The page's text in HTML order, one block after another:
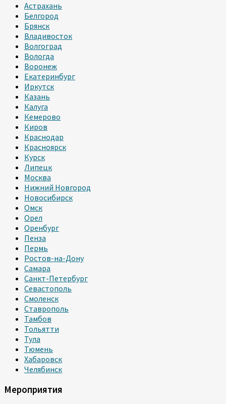
Астрахань
Белгород
Брянск
Владивосток
Волгоград
Вологда
Воронеж
Екатеринбург
Иркутск
Казань
Калуга
Кемерово
Киров
Краснодар
Красноярск
Курск
Липецк
Москва
Нижний Новгород
Новосибирск
Омск
Орел
Оренбург
Пенза
Пермь
Ростов-на-Дону
Самара
Санкт-Петербург
Севастополь
Смоленск
Ставрополь
Тамбов
Тольятти
Тула
Тюмень
Хабаровск
Челябинск
Мероприятия